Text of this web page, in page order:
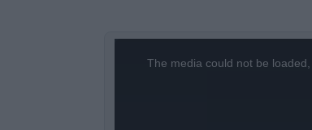
The media could not be